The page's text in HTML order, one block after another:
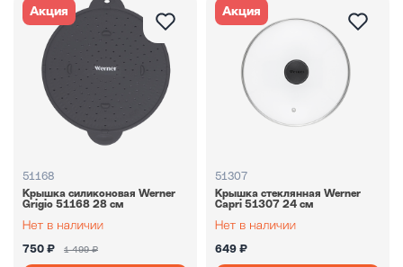
Акция
51168
Крышка силиконовая Werner
Grigio 51168 28 см
750 ₽ 1 499 ₽
Акция
51307
Крышка стеклянная Werner
Capri 51307 24 см
649 ₽